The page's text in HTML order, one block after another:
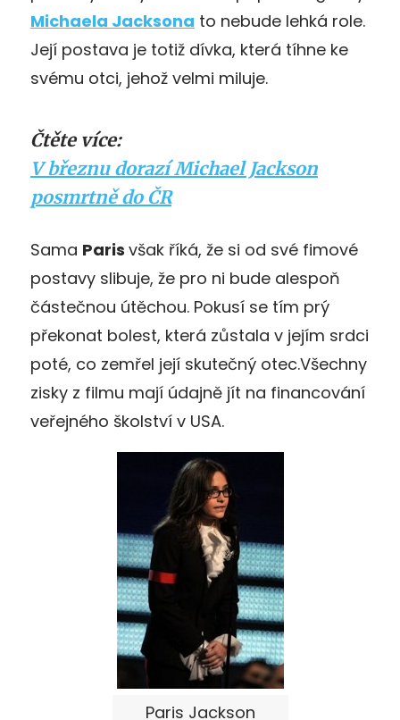
Michaela Jacksona to nebude lehká role.
Její postava je totiž dívka, která tíhne ke
svému otci, jehož velmi miluje.
Čtěte více:
V březnu dorazí Michael Jackson
posmrtně do ČR
Sama Paris však říká, že si od své fimové
postavy slibuje, že pro ni bude alespoň
částečnou útěchou. Pokusí se tím prý
překonat bolest, která zůstala v jejím srdci
poté, co zemřel její skutečný otec.Všechny
zisky z filmu mají údajně jít na financování
veřejného školství v USA.
Paris Jackson